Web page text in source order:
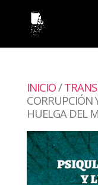
INICIO/
CORRUPCIÓN
HUELGA DEL